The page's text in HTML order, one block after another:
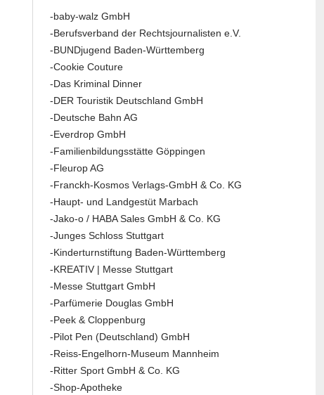
-baby-walz GmbH
-Berufsverband der Rechtsjournalisten e.V.
-BUNDjugend Baden-Württemberg
-Cookie Couture
-Das Kriminal Dinner
-DER Touristik Deutschland GmbH
-Deutsche Bahn AG
-Everdrop GmbH
-Familienbildungsstätte Göppingen
-Fleurop AG
-Franckh-Kosmos Verlags-GmbH & Co. KG
-Haupt- und Landgestüt Marbach
-Jako-o / HABA Sales GmbH & Co. KG
-Junges Schloss Stuttgart
-Kinderturnstiftung Baden-Württemberg
-KREATIV | Messe Stuttgart
-Messe Stuttgart GmbH
-Parfümerie Douglas GmbH
-Peek & Cloppenburg
-Pilot Pen (Deutschland) GmbH
-Reiss-Engelhorn-Museum Mannheim
-Ritter Sport GmbH & Co. KG
-Shop-Apotheke